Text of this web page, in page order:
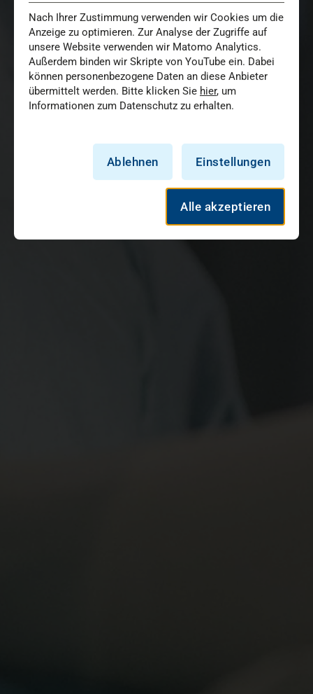
Nach Ihrer Zustimmung verwenden wir Cookies um die
Anzeige zu optimieren. Zur Analyse der Zugriffe auf
unsere Website verwenden wir Matomo Analytics.
Außerdem binden wir Skripte von YouTube ein. Dabei
können personenbezogene Daten an diese Anbieter
übermittelt werden. Bitte klicken Sie hier, um
Informationen zum Datenschutz zu erhalten.
Ablehnen Einstellungen
Alle akzeptieren